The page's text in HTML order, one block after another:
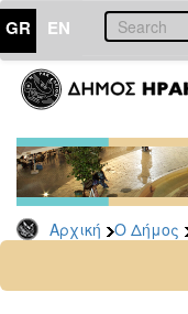
GR EN
Αρχική Ο Δήμος
ΔΗΜΟΣ
Δελτία
Τύπου
Αρχείο
2026
2024